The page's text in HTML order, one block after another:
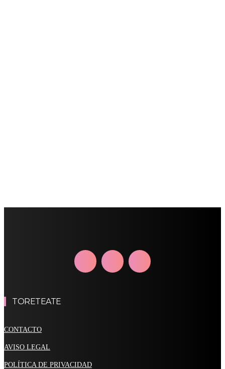
TORETEATE
CONTACTO
AVISO LEGAL
POLÍTICA DE PRIVACIDAD